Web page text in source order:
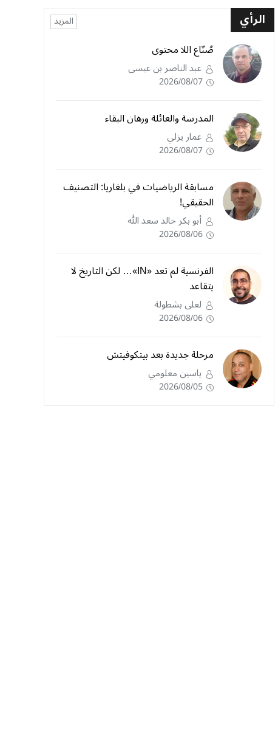
الرأي المزيد
صُنّاع اللا محتوى
عبد الناصر بن عيسى
2026/08/07
المدرسة والعائلة ورهان البقاء
عمار يزلي
2026/08/07
مسابقة الرياضيات في بلغاريا: التصنيف
الحقيقي!
أبو بكر خالد سعد الله
2026/08/06
الفرنسية لم تعد «IN»… لكن التاريخ لا
يتقاعد
لعلى بشطولة
2026/08/06
مرحلة جديدة بعد بيتكوفيتش
ياسين معلومي
2026/08/05